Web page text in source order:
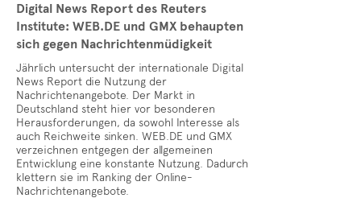
Digital News Report des Reuters
Institute: WEB.DE und GMX behaupten
sich gegen Nachrichtenmüdigkeit
Jährlich untersucht der internationale Digital
News Report die Nutzung der
Nachrichtenangebote. Der Markt in
Deutschland steht hier vor besonderen
Herausforderungen, da sowohl Interesse als
auch Reichweite sinken. WEB.DE und GMX
verzeichnen entgegen der allgemeinen
Entwicklung eine konstante Nutzung. Dadurch
klettern sie im Ranking der Online-
Nachrichtenangebote.